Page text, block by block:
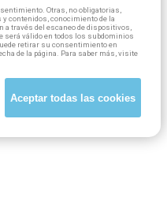
Otras, no obligatorias,
contenidos, conocimiento de la
a través del escaneo de dispositivos,
será válido en todos los subdominios
retirar su consentimiento en
de la página. Para saber más, visite
Aceptar todas las cookies